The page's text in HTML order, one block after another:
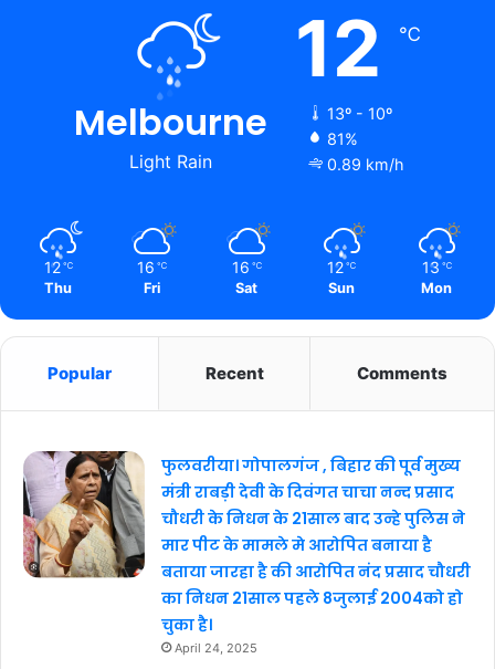
Melbourne
Light Rain
12 ℃
13º - 10º
81%
0.89 km/h
12 ℃
Thu
16 ℃
Fri
16 ℃
Sat
12 ℃
Sun
13 ℃
Mon
Popular Recent Comments
फुलवरीया। गोपालगंज , बिहार की पूर्व मुख्य
मंत्री राबड़ी देवी के दिवंगत चाचा नन्द प्रसाद
चौधरी के निधन के 21साल बाद उन्हे पुलिस ने
मार पीट के मामले मे आरोपित बनाया है
बताया जारहा है की आरोपित नंद प्रसाद चौधरी
का निधन 21साल पहले 8जुलाई 2004को हो
चुका है।
April 24, 2025